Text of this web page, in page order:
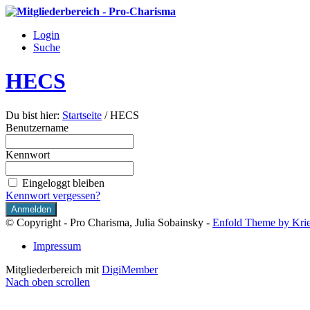
Login
Suche
HECS
Du bist hier: Startseite / HECS
Benutzername
Kennwort
Eingeloggt bleiben
Kennwort vergessen?
© Copyright - Pro Charisma, Julia Sobainsky - Enfold Theme by
Impressum
Mitgliederbereich mit DigiMember
Nach oben scrollen